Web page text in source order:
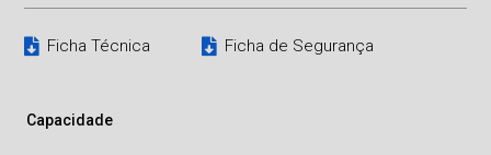
Ficha Técnica Ficha de Segurança
Capacidade